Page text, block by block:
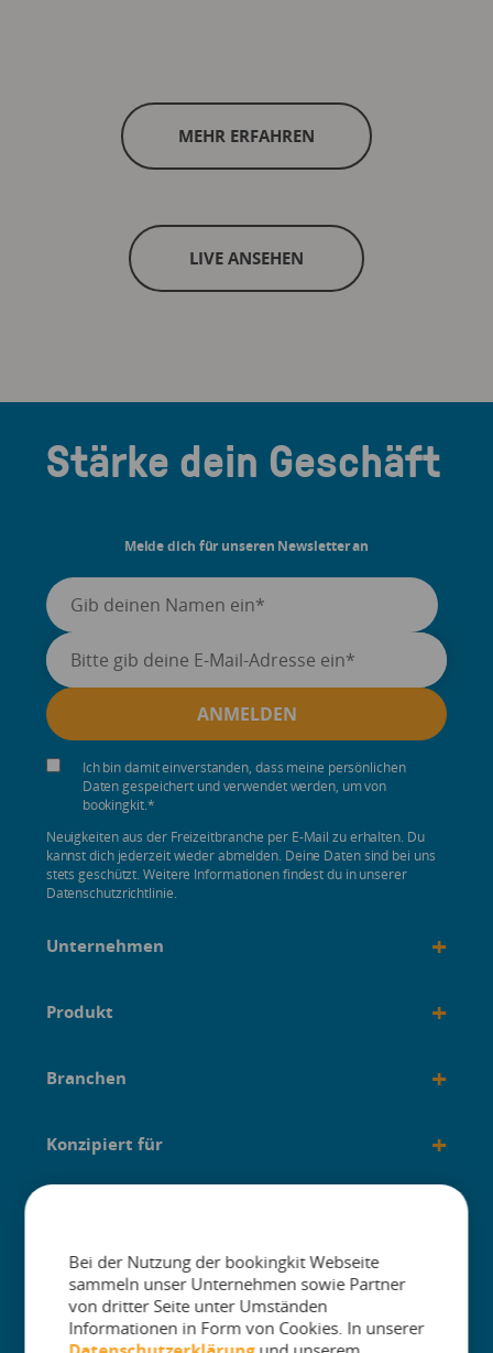
MEHR ERFAHREN
LIVE ANSEHEN
Stärke dein Geschäft
Melde dich für unseren Newsletter an
Ich bin damit einverstanden, dass meine persönlichen
Daten gespeichert und verwendet werden, um von
bookingkit.*
Neuigkeiten aus der Freizeitbranche per E-Mail zu erhalten. Du
kannst dich jederzeit wieder abmelden. Deine Daten sind bei uns
stets geschützt. Weitere Informationen findest du in unserer
Datenschutzrichtlinie.
Unternehmen +
Produkt +
Branchen +
Konzipiert für +
Bei der Nutzung der bookingkit Webseite
sammeln unser Unternehmen sowie Partner
von dritter Seite unter Umständen
Informationen in Form von Cookies. In unserer